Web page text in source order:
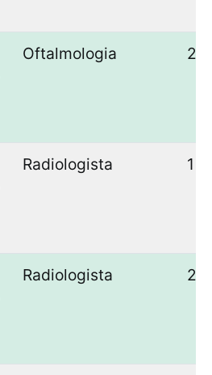
Oftalmologia 2
Radiologista 1
Radiologista 2